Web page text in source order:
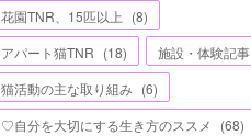
花園TNR、15匹以上 (8)
アパート猫TNR (18) 施設・体験記事
猫活動の主な取り組み (6)
♡自分を大切にする生き方のススメ
(68)